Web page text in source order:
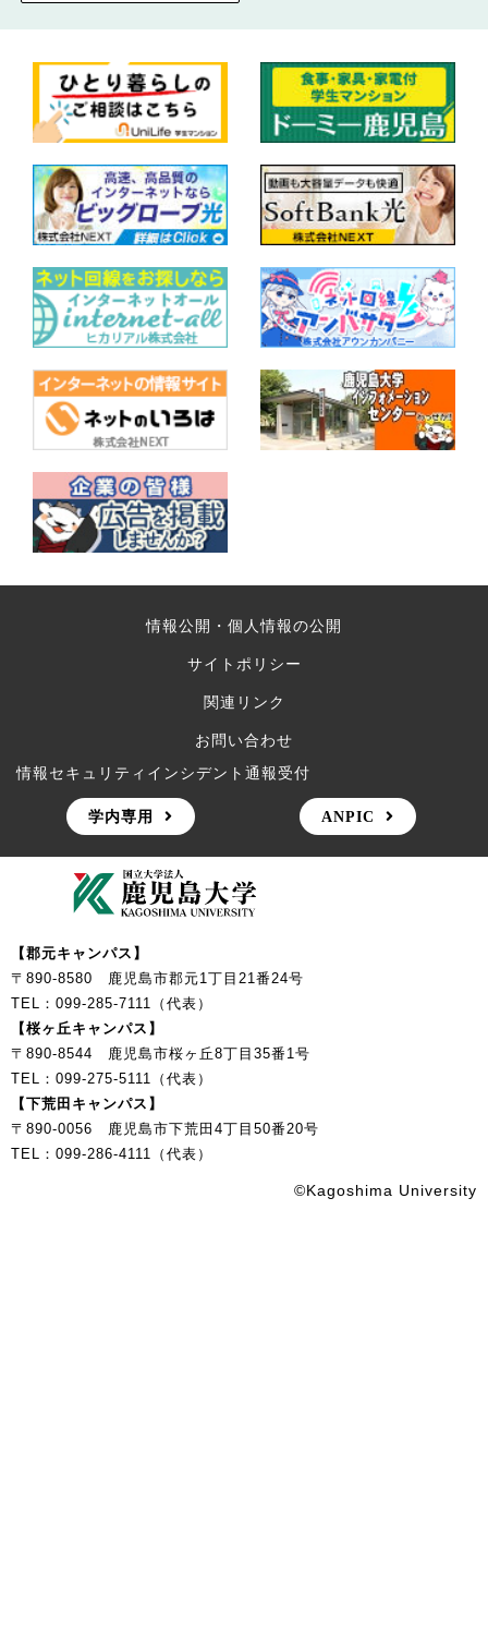
情報公開・個人情報の公開
サイトポリシー
関連リンク
お問い合わせ
情報セキュリティインシデント通報受付
学内専用 ANPIC
【郡元キャンパス】
〒890-8580 鹿児島市郡元1丁目21番24号
TEL：099-285-7111（代表）
【桜ヶ丘キャンパス】
〒890-8544 鹿児島市桜ヶ丘8丁目35番1号
TEL：099-275-5111（代表）
【下荒田キャンパス】
〒890-0056 鹿児島市下荒田4丁目50番20号
TEL：099-286-4111（代表）
©Kagoshima University